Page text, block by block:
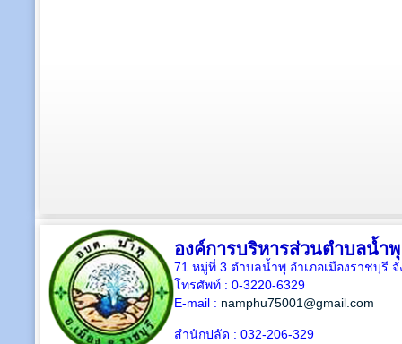
องค์การบริหารส่วนตำบลน้ำพุ
71 หมู่ที่ 3 ตำบลน้ำพุ อำเภอเมืองราชบุรี
โทรศัพท์ : 0-3220-6329
E-mail : namphu75001@gmail.com
สำนักปลัด : 032-206-329